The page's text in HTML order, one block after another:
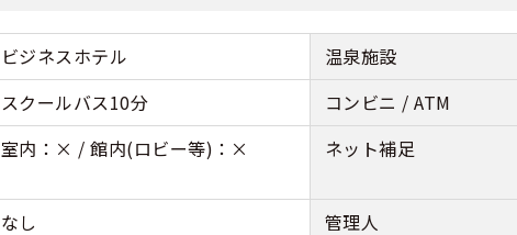
ビジネスホテル 温泉施設
スクールバス10分 コンビニ / ATM
室内：× / 館内(ロビー等)：× ネット補足
なし 管理人